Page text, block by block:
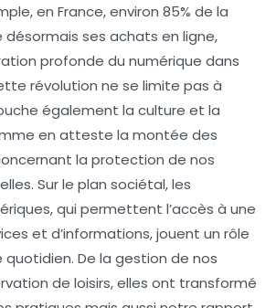
en France, environ 85% de la
ses achats en ligne,
profonde du numérique dans
révolution ne se limite pas à
également la culture et la
en atteste la montée des
la protection de nos
Sur le plan sociétal, les
qui permettent l’accès à une
et d’informations, jouent un rôle
De la gestion de nos
de loisirs, elles ont transformé